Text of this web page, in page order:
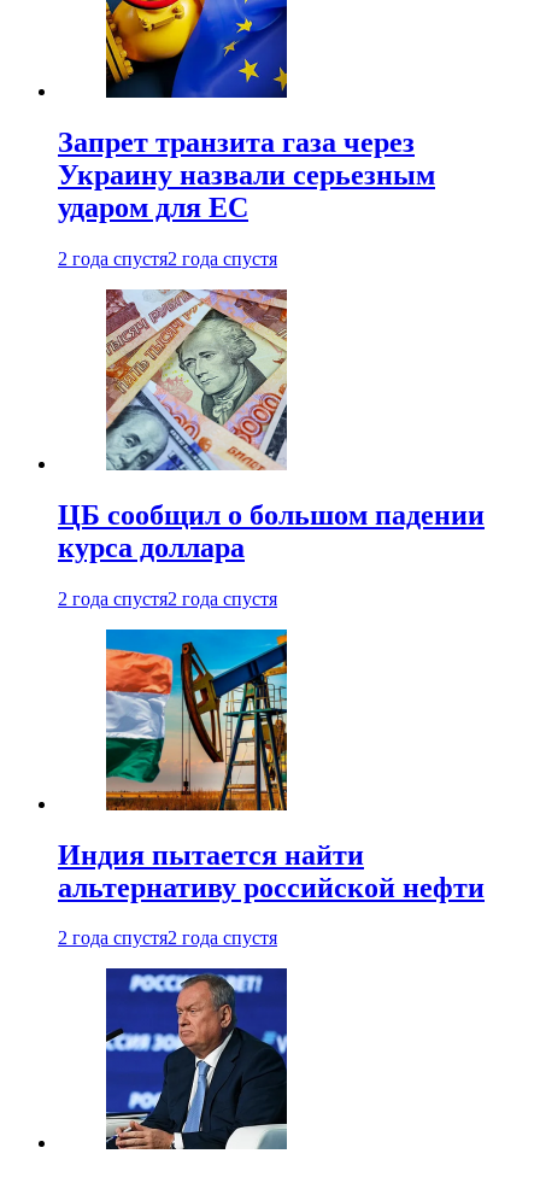
Запрет транзита газа через
Украину назвали серьезным
ударом для ЕС
2 года спустя2 года спустя
ЦБ сообщил о большом падении
курса доллара
2 года спустя2 года спустя
Индия пытается найти
альтернативу российской нефти
2 года спустя2 года спустя